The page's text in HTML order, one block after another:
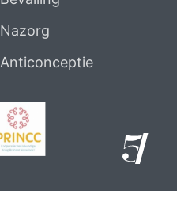
Nazorg
Anticonceptie